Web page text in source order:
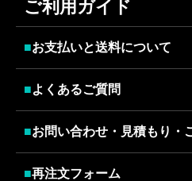
ご利用ガイド
■お支払いと送料について
■よくあるご質問
■お問い合わせ・見積もり・
■再注文フォーム